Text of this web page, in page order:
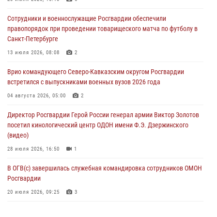
06 августа 2026, 13:24
Росгвардейцы задержали мужчину, открывшего стрельбу в
Подмосковье (видео)
Росгвардейцы провели выставку вооружения для участников сбора
«Гвардеец» в Пензе (видео)
В Курске росгвардейцы приняли участие в митинге, посвященном
второй годовщине вторжения ВСУ на территорию области
06 августа 2026, 11:56
Сотрудники и военнослужащие Росгвардии обеспечили
правопорядок при проведении товарищеского матча по футболу в
Санкт-Петербурге
13 июля 2026, 08:08 2
Врио командующего Северо-Кавказским округом Росгвардии
встретился с выпускниками военных вузов 2026 года
04 августа 2026, 05:00 2
Директор Росгвардии Герой России генерал армии Виктор Золотов
посетил кинологический центр ОДОН имени Ф.Э. Дзержинского
(видео)
28 июля 2026, 16:50 1
В ОГВ(с) завершилась служебная командировка сотрудников ОМОН
Росгвардии
20 июля 2026, 09:25 3